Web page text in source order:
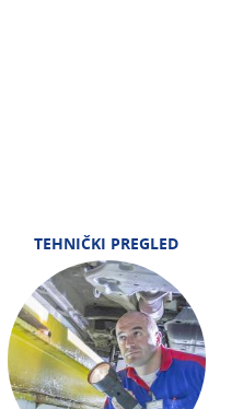
TEHNIČKI PREGLED